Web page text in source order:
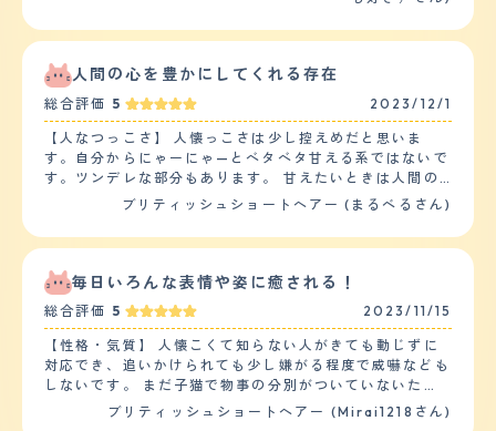
て来ることが多いです。また、よく走っています。 【し
つけやすさ】 2匹とも、ごはんをあげる前にタッチ（指を
差し出すと後ろ足で立ち上がって鼻を指にタッチしてくれ
る）が出来ます。7才の子はおすわりもでき、今はお手の
練習中ですがなかなか出来ません。机に乗らないようにし
つけたいのですが、最初に乗ることを許可してしまったの
で、後から教えてもあまり伝わっていないようです。
【お手入れ】 ブリティッシュショートヘアーなので短毛
です。ダブルコートなので柔らかい下毛としっかり目の上
グは週に2.3回必要です。ブラッシングをしても、抜け毛
も汚れないのでシャンプーはしたことがないです。カット
も必要ないです。ブリティッシュショートヘアーは太りや
すいため、ご飯の量は毎日測ってあげています。また、7
才の子は結石に何度かなっているため、専用の療法食をあ
げています。症状が出た時は通院し、薬を出してもらい自
宅で投薬します。症状がない時は1年に1度程度血液検査を
してくれます。鳴き声は小さめで、おそらく外には全く聞
るのを要求してきます。 他の人に関しては初対面からお
としては少し寂しいところです… うちにはもう一匹います
が、後から入ってきたはずなのにグイグイ先住猫に突撃す
るので、先住猫には嫌がられ気味です。受け入れ体制が出
来てる子に対しては大丈夫かもしれません。 ただ、犬に
対してはビビり気味です。 実家にいる犬から逃げ回って
いたので… 【落ち着き】 うちの子は５歳になりますが、
いつきますし、何かを見つけては1人で遊んでます。（ボ
くらい遊んだら休憩してます。 1人遊びが好きなので目を
離すと大惨事になっている事も… 【しつけやすさ】 "自由
気ままな性格なので基本的に言うことは聞きません。 遊
ぶのが第一優先のようです。（うちの子はご飯より遊び優
先） ただ、猫はみんなそうかもしれませんがトイレは粗
相なくすぐに覚えました。 また、少し太りやすいので猫
じゃらし等で1日５分くらいは遊ぶ事が必要かもしれませ
ん。" 【お手入れ】 "うちの子らダブルコートの毛で手触
りは高級な絨毯のようなモフモフな毛です。もう一匹はサ
人間の心を豊かにしてくれる存在
総合評価 5 2023/12/1
【人なつっこさ】 人懐っこさは少し控えめだと思いま
す。自分からにゃーにゃ—とベタベタ甘える系ではないで
す。ツンデレな部分もあります。 甘えたいときは人間の
動きをジーっと見て、人間が近寄って来るのを待っていま
だけ鳴いて人間が差し出した指先に顔をすりすりとこすり
か抱っこや人間の膝の上に寝ることは嫌がります。 知ら
ない人に会うときは威嚇などはしないですが、遠いところ
から見ています。 【落ち着き】 子猫のころから落ち着い
ている方だと思います。子猫らしい動きはもちろんありま
したが、物を壊す、粗相をする、脱走する等困ることはほ
とんどありません。 お留守番をしている時も、トラブル
けやすさ】 しつけることは特段ありませんでした。 ご飯
ブリティッシュショートヘアー (まるべるさん)
毎日いろんな表情や姿に癒される！
総合評価 5 2023/11/15
【性格・気質】 人懐こくて知らない人がきても動じずに
対応でき、追いかけられても少し嫌がる程度で威嚇なども
しないです。 まだ子猫で物事の分別がついていないた
め、危ない場所（ガスコンロやシンク)に乗らないように
ブリティッシュショートヘアー (Mirai1218さん)